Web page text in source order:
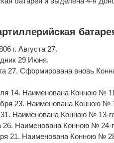
г. Августа 27.
29 Июня.
27. Сформирована вновь
14. Наименована Конною №
23. Наименована Конною №
Наименована Конною № 13-
26. Наименована Конною № 24-
21. Наименована Конною №